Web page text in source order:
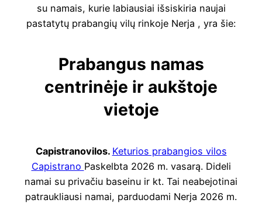
su namais, kurie labiausiai išsiskiria naujai
pastatytų prabangių vilų rinkoje Nerja , yra šie:
Prabangus namas
centrinėje ir aukštoje
vietoje
Capistranovilos. Keturios prabangios vilos
Capistrano Paskelbta 2026 m. vasarą. Dideli
namai su privačiu baseinu ir kt. Tai neabejotinai
patraukliausi namai, parduodami Nerja 2026 m.